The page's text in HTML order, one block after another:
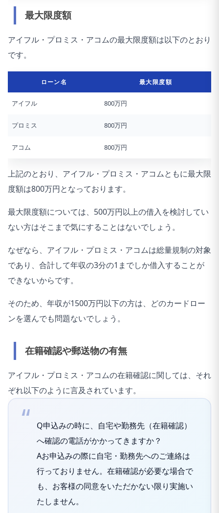
最大限度額
アイフル・プロミス・アコムの最大限度額は以下のとおり
です。
ローン名 最大限度額
アイフル 800万円
プロミス 800万円
アコム 800万円
上記のとおり、アイフル・プロミス・アコムともに最大限
度額は800万円となっております。
最大限度額については、500万円以上の借入を検討してい
ない方はそこまで気にすることはないでしょう。
なぜなら、アイフル・プロミス・アコムは総量規制の対象
であり、合計して年収の3分の1までしか借入することが
できないからです。
そのため、年収が1500万円以下の方は、どのカードロー
ンを選んでも問題ないでしょう。
在籍確認や郵送物の有無
アイフル・プロミス・アコムの在籍確認に関しては、それ
ぞれ以下のように言及されています。
Q申込みの時に、自宅や勤務先（在籍確認）
へ確認の電話がかかってきますか？
Aお申込みの際に自宅・勤務先へのご連絡は
行っておりません。在籍確認が必要な場合で
も、お客様の同意をいただかない限り実施い
たしません。